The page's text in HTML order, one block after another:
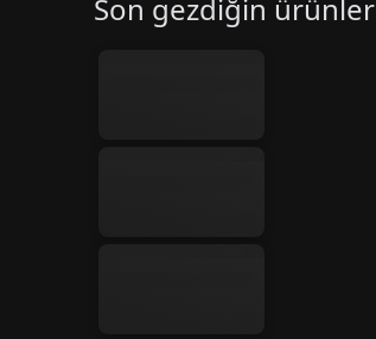
Son gezdiğin ürünler